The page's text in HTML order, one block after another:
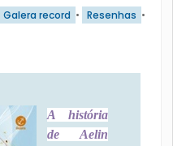
Galera record • Resenhas •
A história
de Aelin